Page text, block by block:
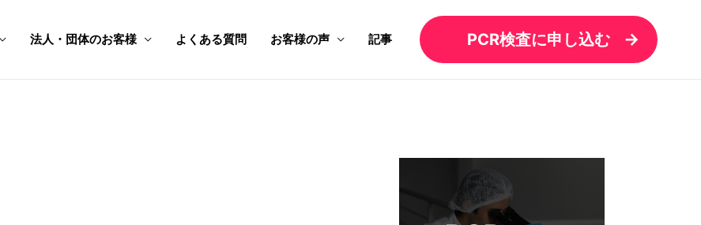
法人・団体のお客様 よくある質問 お客様の声 記事 PCR検査に申し込む